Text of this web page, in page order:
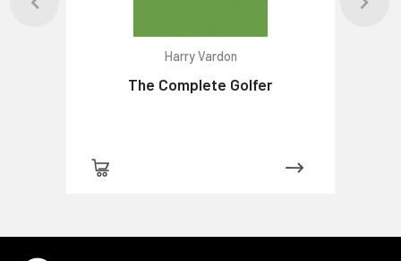
Harry Vardon
The Complete Golfer